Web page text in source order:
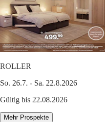
ROLLER
So. 26.7. - Sa. 22.8.2026
Gültig bis 22.08.2026
Mehr Prospekte